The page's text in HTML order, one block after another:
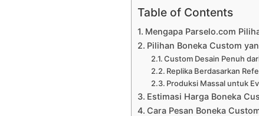
Table of Contents
Mengapa Parselo.com
Pilihan Boneka Custom
Custom Desain Penuh
Replika Berdasarkan
Produksi Massal untuk
Estimasi Harga Boneka
Cara Pesan Boneka